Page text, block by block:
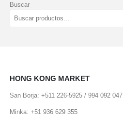
Buscar
HONG KONG MARKET
San Borja: +511 226-5925 / 994 092 047
Minka: +51 936 629 355